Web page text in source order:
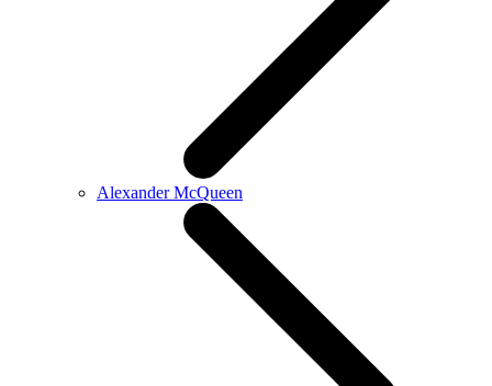
Alexander McQueen